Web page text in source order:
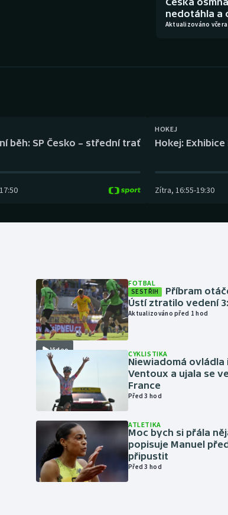
nedotáhla a
Aktualizováno včera
běh: SP Česko – střední trať
17:50
HOKEJ
Hokej:
Zítra, 16:55-19:30
Video
FOTBAL
SESTŘIH
Příbram
Ústí ztratilo vedení
Aktualizováno před 1 hod
CYKLISTIKA
Niewiadomá ovládla
Ventoux a ujala se
France
Před 3 hod
ATLETIKA
Moc bych si přála
popisuje Manuel
připustit
Před 3 hod